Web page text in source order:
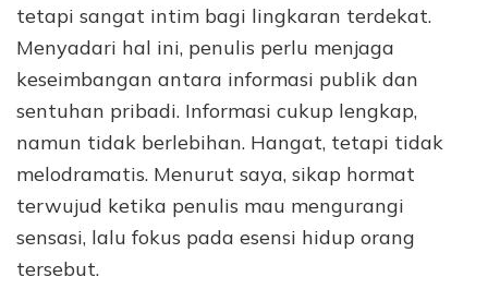
tetapi sangat intim bagi lingkaran terdekat.
Menyadari hal ini, penulis perlu menjaga
keseimbangan antara informasi publik dan
sentuhan pribadi. Informasi cukup lengkap,
namun tidak berlebihan. Hangat, tetapi tidak
melodramatis. Menurut saya, sikap hormat
terwujud ketika penulis mau mengurangi
sensasi, lalu fokus pada esensi hidup orang
tersebut.